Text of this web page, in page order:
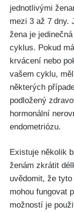
‍jednotlivými
mezi 3 až‍ 7 dny.
žena⁢ je
cyklus. Pokud
krvácení nebo
vašem cyklu,
některých
‍podložený
‍hormonální
endometriózu.
Existuje několik
ženám zkrátit
uvědomit,⁢ že
mohou fungovat
možností je